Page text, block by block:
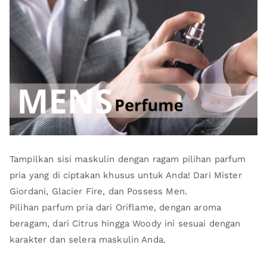
Tampilkan sisi maskulin dengan ragam pilihan parfum
pria yang di ciptakan khusus untuk Anda! Dari Mister
Giordani, Glacier Fire, dan Possess Men.
Pilihan parfum pria dari Oriflame, dengan aroma
beragam, dari Citrus hingga Woody ini sesuai dengan
karakter dan selera maskulin Anda.